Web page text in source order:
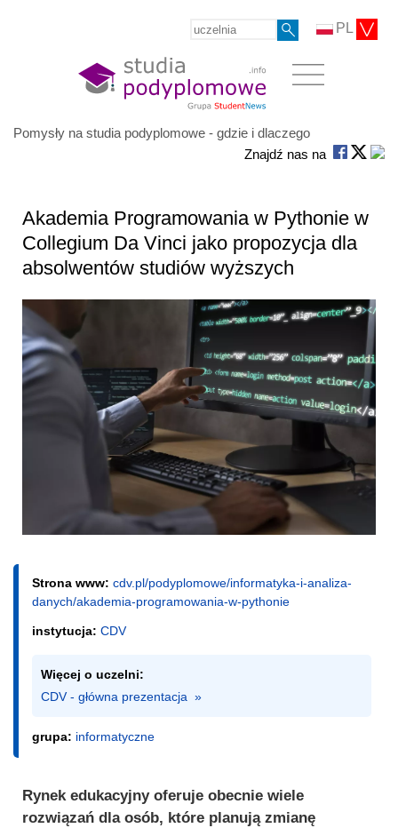
PL
Pomysły na studia podyplomowe - gdzie i dlaczego
Znajdź nas na
Akademia Programowania w Pythonie w
Collegium Da Vinci jako propozycja dla
absolwentów studiów wyższych
Strona www: cdv.pl/podyplomowe/informatyka-i-analiza-
danych/akademia-programowania-w-pythonie
instytucja: CDV
Więcej o uczelni:
CDV - główna prezentacja  »
grupa: informatyczne
Rynek edukacyjny oferuje obecnie wiele
rozwiązań dla osób, które planują zmianę